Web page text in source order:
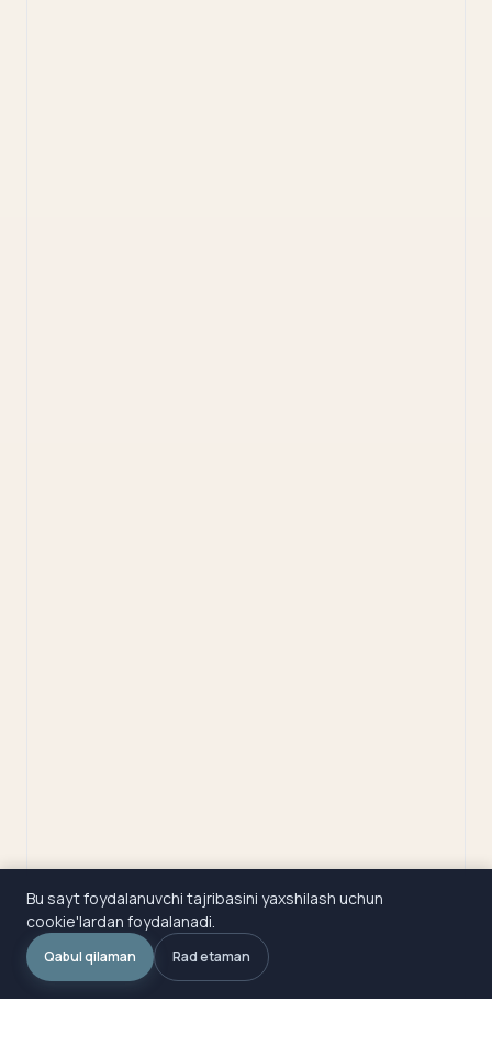
Bu sayt foydalanuvchi tajribasini yaxshilash uchun
cookie'lardan foydalanadi.
Qabul qilaman Rad etaman